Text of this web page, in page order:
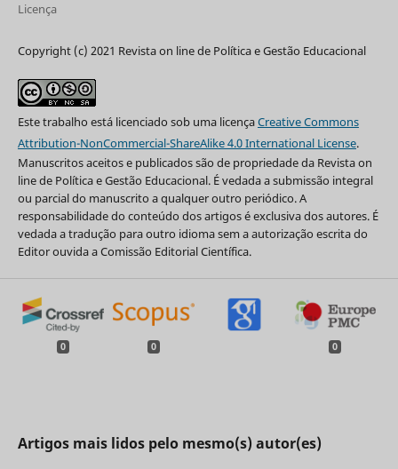
Licença
Copyright (c) 2021 Revista on line de Política e Gestão Educacional
Este trabalho está licenciado sob uma licençaCreative Commons
Attribution-NonCommercial-ShareAlike 4.0 International License.
Manuscritos aceitos e publicados são de propriedade da Revista on
line de Política e Gestão Educacional. É vedada a submissão integral
ou parcial do manuscrito a qualquer outro periódico. A
responsabilidade do conteúdo dos artigos é exclusiva dos autores. É
vedada a tradução para outro idioma sem a autorização escrita do
Editor ouvida a Comissão Editorial Científica.
0 0 0
Artigos mais lidos pelo mesmo(s) autor(es)